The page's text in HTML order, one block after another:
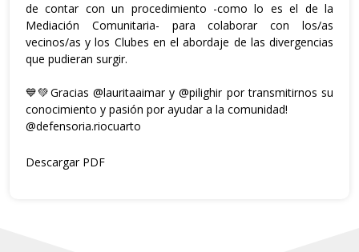
de contar con un procedimiento -como lo es el de la
Mediación Comunitaria- para colaborar con los/as
vecinos/as y los Clubes en el abordaje de las divergencias
que pudieran surgir.
💙💚Gracias @lauritaaimary@pilighir por transmitirnos su
conocimiento y pasión por ayudar a la comunidad!
@defensoria.riocuarto
Descargar PDF